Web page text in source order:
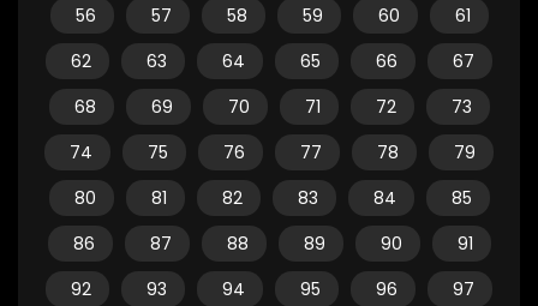
56
57 58 59 60
61
62
63 64 65 66
67
68
69 70 71 72
73
74
75 76 77 78
79
80
81 82 83 84
85
86
87 88 89 90
91
92
93 94 95 96
97